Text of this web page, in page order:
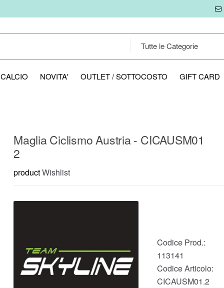
CALCIO NOVITA' OUTLET / SOTTOCOSTO GIFT CARD
Maglia Ciclismo Austria - CICAUSM01
2
productWishlist
Codice Prod.:
113141
Codice Articolo:
CICAUSM01.2